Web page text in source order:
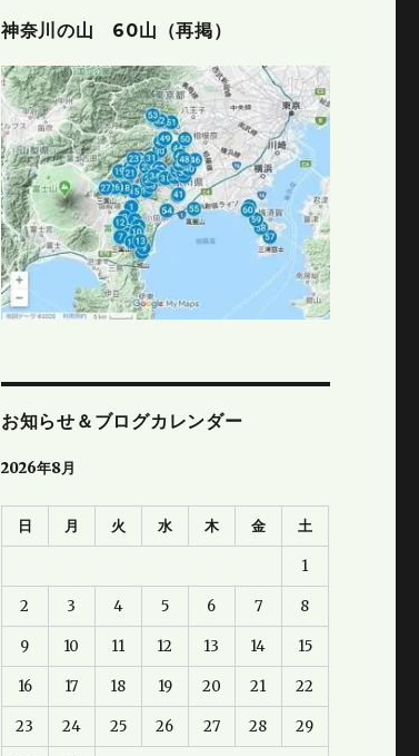
神奈川の山 60山（再掲）
お知らせ＆ブログカレンダー
2026年8月
日 月 火 水 木 金 土
1
2 3 4 5 6 7 8
9 10 11 12 13 14 15
16 17 18 19 20 21 22
23 24 25 26 27 28 29